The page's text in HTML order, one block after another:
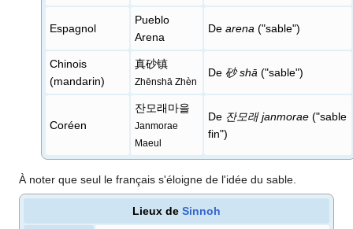
Espagnol
Pueblo
Arena
De arena ("sable")
Chinois
(mandarin)
真砂镇
Zhēnshā Zhèn
De 砂 shā ("sable")
Coréen
잔모래마을
Janmorae
Maeul
De 잔모래 janmorae ("sable
fin")
À noter que seul le français s'éloigne de l'idée du sable.
Lieux de Sinnoh